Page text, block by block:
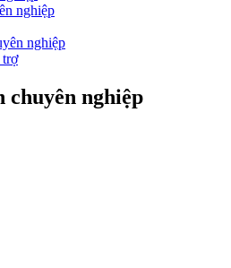
nghiệp
nghiệp
chuyên nghiệp